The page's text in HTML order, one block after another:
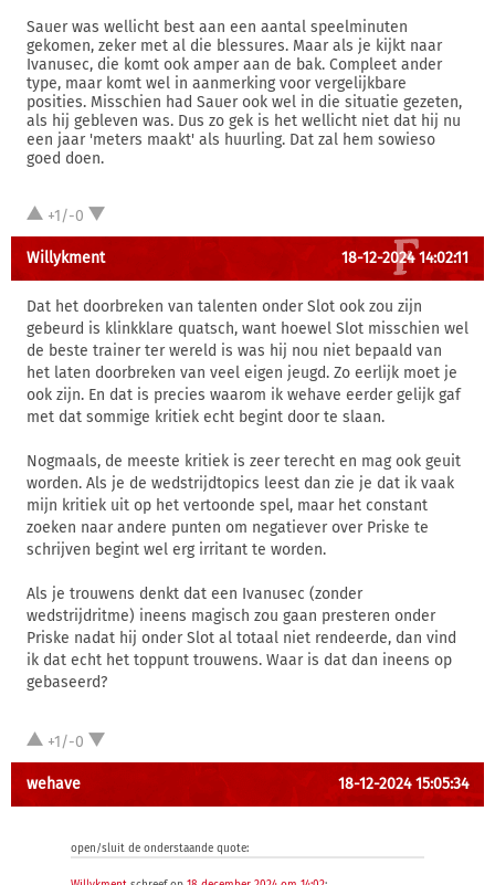
Sauer was wellicht best aan een aantal speelminuten
gekomen, zeker met al die blessures. Maar als je kijkt naar
Ivanusec, die komt ook amper aan de bak. Compleet ander
type, maar komt wel in aanmerking voor vergelijkbare
posities. Misschien had Sauer ook wel in die situatie gezeten,
als hij gebleven was. Dus zo gek is het wellicht niet dat hij nu
een jaar 'meters maakt' als huurling. Dat zal hem sowieso
goed doen.
+1/-0
Willykment 18-12-2024 14:02:11
Dat het doorbreken van talenten onder Slot ook zou zijn
gebeurd is klinkklare quatsch, want hoewel Slot misschien wel
de beste trainer ter wereld is was hij nou niet bepaald van
het laten doorbreken van veel eigen jeugd. Zo eerlijk moet je
ook zijn. En dat is precies waarom ik wehave eerder gelijk gaf
met dat sommige kritiek echt begint door te slaan.
Nogmaals, de meeste kritiek is zeer terecht en mag ook geuit
worden. Als je de wedstrijdtopics leest dan zie je dat ik vaak
mijn kritiek uit op het vertoonde spel, maar het constant
zoeken naar andere punten om negatiever over Priske te
schrijven begint wel erg irritant te worden.
Als je trouwens denkt dat een Ivanusec (zonder
wedstrijdritme) ineens magisch zou gaan presteren onder
Priske nadat hij onder Slot al totaal niet rendeerde, dan vind
ik dat echt het toppunt trouwens. Waar is dat dan ineens op
gebaseerd?
+1/-0
wehave 18-12-2024 15:05:34
open/sluit de onderstaande quote: